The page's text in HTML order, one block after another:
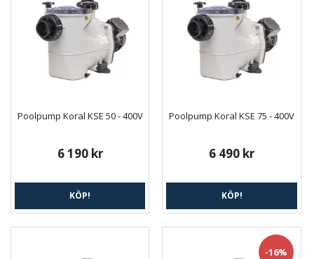
Poolpump Koral KSE 50 - 400V
6 190 kr
KÖP!
Poolpump Koral KSE 75 - 400V
6 490 kr
KÖP!
-16%